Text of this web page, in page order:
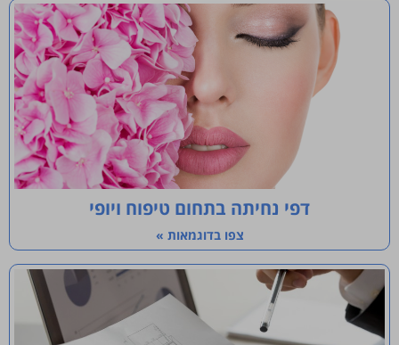
דפי נחיתה בתחום טיפוח ויופי
צפו בדוגמאות »